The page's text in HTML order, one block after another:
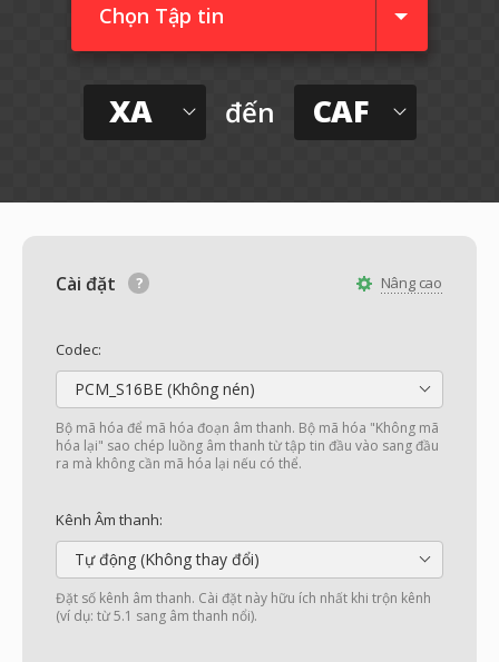
Chọn Tập tin
XA đến CAF
Nâng cao
Cài đặt
Codec:
PCM_S16BE (Không nén)
Bộ mã hóa để mã hóa đoạn âm thanh. Bộ mã hóa "Không mã
hóa lại" sao chép luồng âm thanh từ tập tin đầu vào sang đầu
ra mà không cần mã hóa lại nếu có thể.
Kênh Âm thanh:
Tự động (Không thay đổi)
Đặt số kênh âm thanh. Cài đặt này hữu ích nhất khi trộn kênh
(ví dụ: từ 5.1 sang âm thanh nổi).